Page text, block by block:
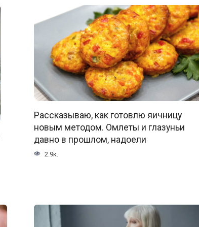
Рассказываю, как готовлю яичницу
новым методом. Омлеты и глазуньи
давно в прошлом, надоели
2.9к.